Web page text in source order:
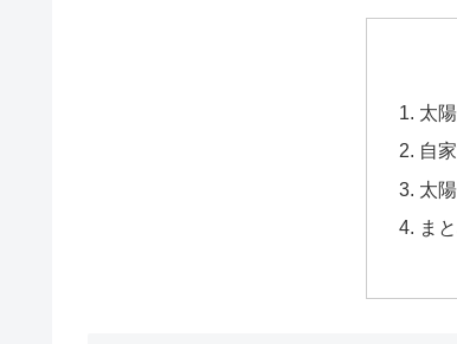
太
自
太
ま